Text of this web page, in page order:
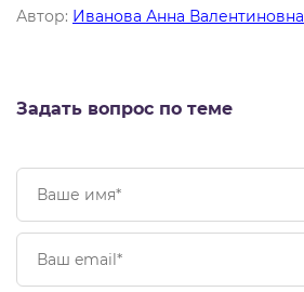
Автор: Иванова Анна Валентиновна
Задать вопрос по теме